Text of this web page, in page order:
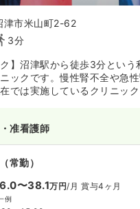
津市米山町2-62
3分
ク】沼津駅から徒歩3分とい
ックです。慢性腎不全や急
では実施しているクリニッ
フルエンザなど感染症状にも
備えているなど充実した設備
准看護師
常勤）
〜38.1万円/月 賞与4ヶ月
例